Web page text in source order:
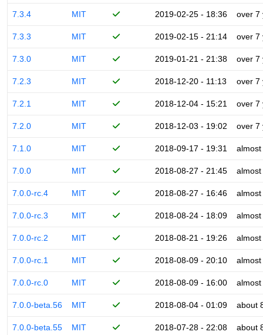
7.3.4 MIT 2019-02-25 - 18:36 over 7
7.3.3 MIT 2019-02-15 - 21:14 over 7
7.3.0 MIT 2019-01-21 - 21:38 over 7
7.2.3 MIT 2018-12-20 - 11:13 over 7
7.2.1 MIT 2018-12-04 - 15:21 over 7
7.2.0 MIT 2018-12-03 - 19:02 over 7
7.1.0 MIT 2018-09-17 - 19:31
7.0.0 MIT 2018-08-27 - 21:45
7.0.0-rc.4 MIT 2018-08-27 - 16:46
7.0.0-rc.3 MIT 2018-08-24 - 18:09
7.0.0-rc.2 MIT 2018-08-21 - 19:26
7.0.0-rc.1 MIT 2018-08-09 - 20:10
7.0.0-rc.0 MIT 2018-08-09 - 16:00
7.0.0-beta.56 MIT 2018-08-04 - 01:09 about
7.0.0-beta.55 MIT 2018-07-28 - 22:08 about